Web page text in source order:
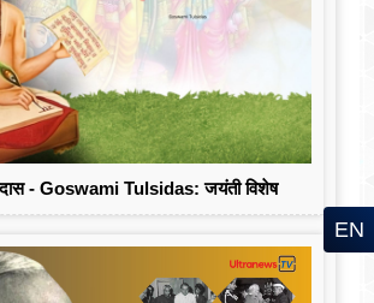
- Goswami Tulsidas: जयंती विशेष
EN